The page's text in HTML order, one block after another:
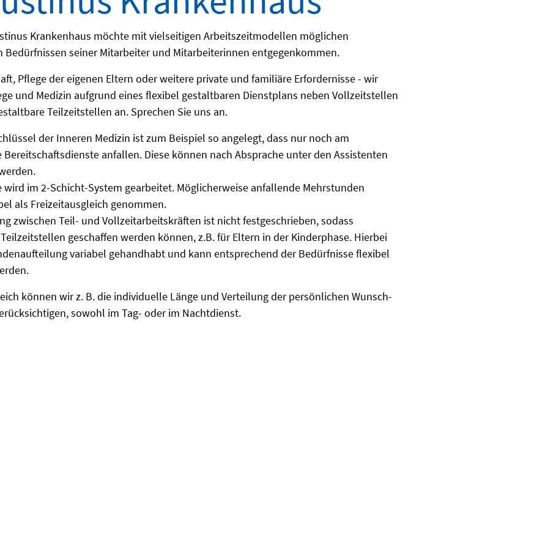
Krankenhaus möchte mit vielseitigen Arbeitszeitmodellen möglichen
Bedürfnissen seiner Mitarbeiter und Mitarbeiterinnen entgegenkommen.
Pflege der eigenen Eltern oder weitere private und familiäre Erfordernisse - wir
und Medizin aufgrund eines flexibel gestaltbaren Dienstplans neben Vollzeitstellen
Teilzeitstellen an. Sprechen Sie uns an.
der Inneren Medizin ist zum Beispiel so angelegt, dass nur noch am
Bereitschaftsdienste anfallen. Diese können nach Absprache unter den Assistenten
wird im 2-Schicht-System gearbeitet. Möglicherweise anfallende Mehrstunden
als Freizeitausgleich genommen.
zwischen Teil- und Vollzeitarbeitskräften ist nicht festgeschrieben, sodass
geschaffen werden können, z.B. für Eltern in der Kinderphase. Hierbei
variabel gehandhabt und kann entsprechend der Bedürfnisse flexibel
können wir z. B. die individuelle Länge und Verteilung der persönlichen Wunsch-
sowohl im Tag- oder im Nachtdienst.